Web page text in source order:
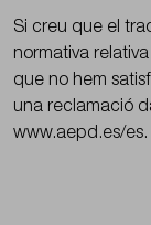
Si creu que el
normativa
que no hem
una reclamació
www.aepd.es/es.